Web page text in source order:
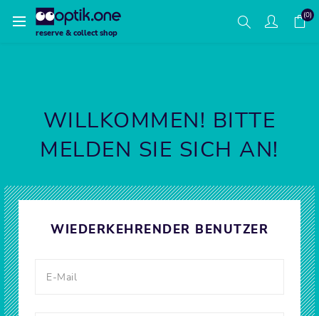
reserve & collect shop
(0)
WILLKOMMEN! BITTE
MELDEN SIE SICH AN!
WIEDERKEHRENDER BENUTZER